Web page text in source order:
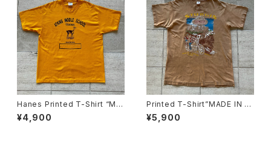
Hanes Printed T-Shirt “MA
DE IN USA”
¥4,900
Printed T-Shirt”MADE IN U
SA”
¥5,900